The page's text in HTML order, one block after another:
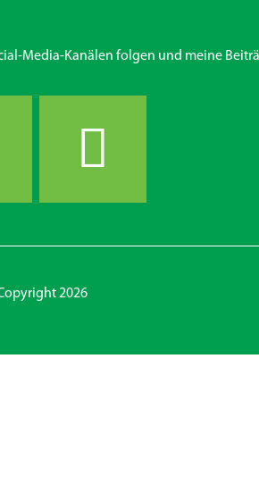
Media-Kanälen folgen und meine
2026